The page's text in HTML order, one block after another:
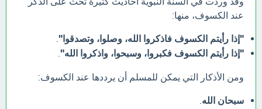
عند الكسوف، منها:
"إذا رأيتم الكسوف فاذكروا الله، وصلوا، وتصدقوا"
"إذا رأيتم الكسوف فكبروا، وسبحوا، واذكروا الله"
ومن الأذكار التي يمكن للمسلم أن يرددها عند الكسوف:
سبحان الله